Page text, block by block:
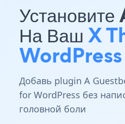
На ВашX
WordPress
Добавь plugin A
for WordPress без
головной боли